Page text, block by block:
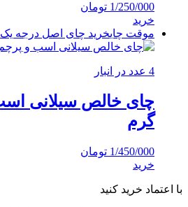
1/250/000 تومان
خرید
موقت چایخرید چای اصل درجه یک
4 عدد در انبار
گرم
1/450/000 تومان
خرید
با اعتماد خرید کنید